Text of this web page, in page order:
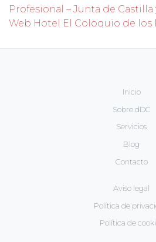
Profesional – Junta de Castilla
Web Hotel El Coloquio de los
Inicio
Sobre dDC
Servicios
Blog
Contacto
Aviso legal
Política de
Política de